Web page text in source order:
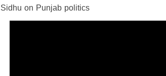
Sidhu on Punjab politics